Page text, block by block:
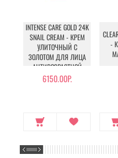
INTENSE CARE GOLD 24K
SNAIL CREAM - КРЕМ
УЛИТОЧНЫЙ С
ЗОЛОТОМ ДЛЯ ЛИЦА
АНТИВОЗРАСТНОЙ
6150.00Р.
-